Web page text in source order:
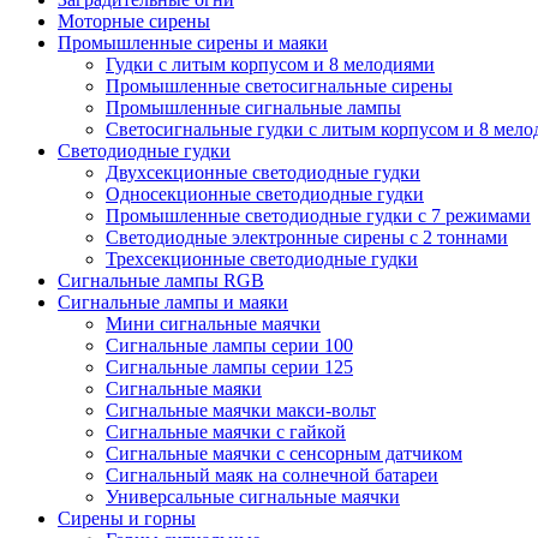
Моторные сирены
Промышленные сирены и маяки
Гудки с литым корпусом и 8 мелодиями
Промышленные светосигнальные сирены
Промышленные сигнальные лампы
Светосигнальные гудки с литым корпусом и 8
Светодиодные гудки
Двухсекционные светодиодные гудки
Односекционные светодиодные гудки
Промышленные светодиодные гудки с 7 режимами
Светодиодные электронные сирены с 2 тоннами
Трехсекционные светодиодные гудки
Сигнальные лампы RGB
Сигнальные лампы и маяки
Мини сигнальные маячки
Сигнальные лампы серии 100
Сигнальные лампы серии 125
Сигнальные маяки
Сигнальные маячки макси-вольт
Сигнальные маячки с гайкой
Сигнальные маячки с сенсорным датчиком
Сигнальный маяк на солнечной батареи
Универсальные сигнальные маячки
Сирены и горны